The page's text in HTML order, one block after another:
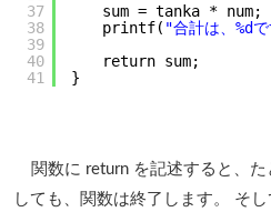
37
38
39
40
41
sum = tanka * num;
printf( "合計は、%d
return sum;
}
関数に return を記述すると、た
しても、関数は終了します。 そ